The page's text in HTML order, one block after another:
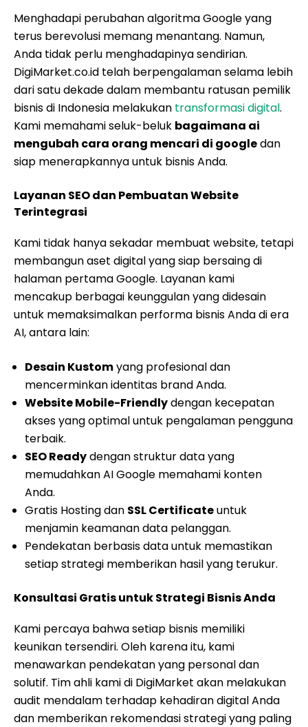
Menghadapi perubahan algoritma Google yang
terus berevolusi memang menantang. Namun,
Anda tidak perlu menghadapinya sendirian.
DigiMarket.co.id telah berpengalaman selama lebih
dari satu dekade dalam membantu ratusan pemilik
bisnis di Indonesia melakukan transformasi digital.
Kami memahami seluk-beluk bagaimana ai
mengubah cara orang mencari di googledan
siap menerapkannya untuk bisnis Anda.
Layanan SEO dan Pembuatan Website
Terintegrasi
Kami tidak hanya sekadar membuat website, tetapi
membangun aset digital yang siap bersaing di
halaman pertama Google. Layanan kami
mencakup berbagai keunggulan yang didesain
untuk memaksimalkan performa bisnis Anda di era
AI, antara lain:
Desain Kustomyang profesional dan
mencerminkan identitas brand Anda.
Website Mobile-Friendlydengan kecepatan
akses yang optimal untuk pengalaman pengguna
terbaik.
SEO Readydengan struktur data yang
memudahkan AI Google memahami konten
Anda.
Gratis Hosting dan SSL Certificateuntuk
menjamin keamanan data pelanggan.
Pendekatan berbasis data untuk memastikan
setiap strategi memberikan hasil yang terukur.
Konsultasi Gratis untuk Strategi Bisnis Anda
Kami percaya bahwa setiap bisnis memiliki
keunikan tersendiri. Oleh karena itu, kami
menawarkan pendekatan yang personal dan
solutif. Tim ahli kami di DigiMarket akan melakukan
audit mendalam terhadap kehadiran digital Anda
dan memberikan rekomendasi strategi yang paling